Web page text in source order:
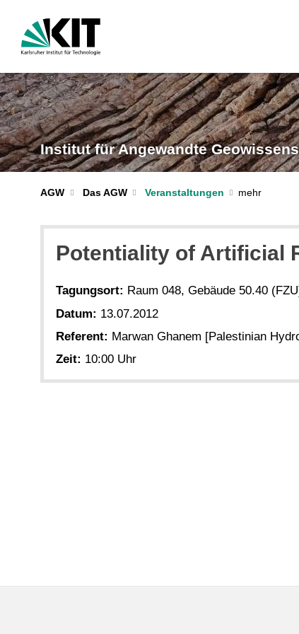
Institut für Angewandte
AGW Das AGW Veranstaltungen
Potentiality of Artificial
Tagungsort: Raum 048, Gebäude 50.40
Datum: 13.07.2012
Referent: Marwan Ghanem [Palestinian
Zeit: 10:00 Uhr